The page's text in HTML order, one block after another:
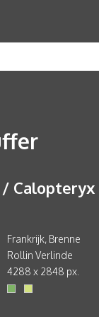
Calopteryx
Frankrijk, Brenne
Rollin Verlinde
4288 x 2848 px.